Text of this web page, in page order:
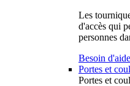
Les
d'accès qui
personnes
Besoin
Portes et
Portes et